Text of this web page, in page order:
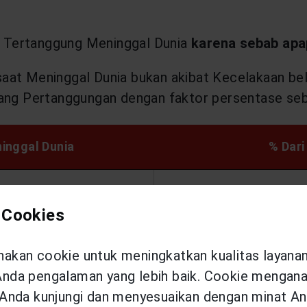
Meninggal Dunia karena sebab
Meninggal Dunia bukan akibat Kecelakaan
Pertanggungan dengan faktor persentase
Dunia %
cookie untuk meningkatkan kualitas
pengalaman yang lebih baik. Cookie
kunjungi dan menyesuaikan dengan minat